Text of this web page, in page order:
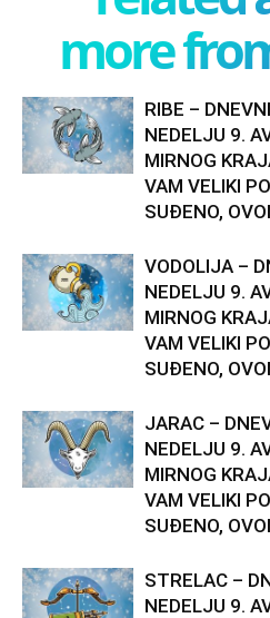
more
RIBE –
NEDELJU 9.
MIRNOG
VAM VELIKI
SUĐENO,
VODOLIJA –
NEDELJU 9.
MIRNOG
VAM VELIKI
SUĐENO,
JARAC –
NEDELJU 9.
MIRNOG
VAM VELIKI
SUĐENO,
STRELAC –
NEDELJU 9.